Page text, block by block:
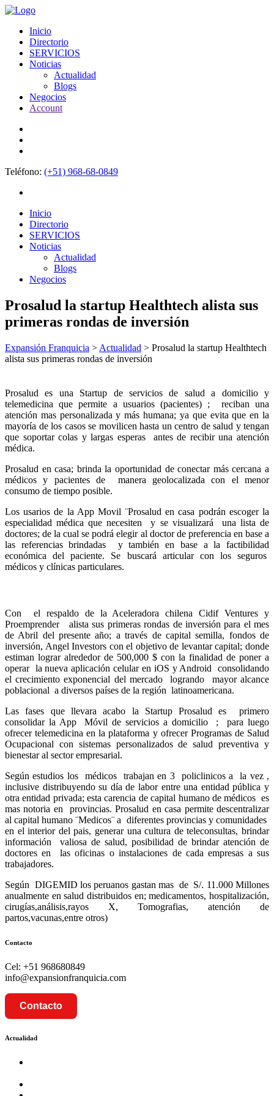
Inicio
Directorio
SERVICIOS
Noticias
Actualidad
Blogs
Negocios
Account
Teléfono: (+51) 968-68-0849
Inicio
Directorio
SERVICIOS
Noticias
Actualidad
Blogs
Negocios
Prosalud la startup Healthtech alista sus
primeras rondas de inversión
Expansión Franquicia > Actualidad > Prosalud la startup Healthtech
alista sus primeras rondas de inversión
Prosalud es una Startup de servicios de salud a domicilio y
telemedicina que permite a usuarios (pacientes) ; reciban una
atención mas personalizada y más humana; ya que evita que en la
mayoría de los casos se movilicen hasta un centro de salud y tengan
que soportar colas y largas esperas antes de recibir una atención
médica.
Prosalud en casa; brinda la oportunidad de conectar más cercana a
médicos y pacientes de manera geolocalizada con el menor
consumo de tiempo posible.
Los usarios de la App Movil ¨Prosalud en casa podrán escoger la
especialidad médica que necesiten y se visualizará una lista de
doctores; de la cual se podrá elegir al doctor de preferencia en base a
las referencias brindadas y también en base a la factibilidad
económica del paciente. Se buscará articular con los seguros
médicos y clínicas particulares.
Con el respaldo de la Aceleradora chilena Cidif Ventures y
Proemprender alista sus primeras rondas de inversión para el mes
de Abril del presente año; a través de capital semilla, fondos de
inversión, Angel Investors con el objetivo de levantar capital; donde
estiman lograr alrededor de 500,000 $ con la finalidad de poner a
operar la nueva aplicación celular en iOS y Android consolidando
el crecimiento exponencial del mercado logrando mayor alcance
poblacional a diversos países de la región latinoamericana.
Las fases que llevara acabo la Startup Prosalud es primero
consolidar la App Móvil de servicios a domicilio ; para luego
ofrecer telemedicina en la plataforma y ofrecer Programas de Salud
Ocupacional con sistemas personalizados de salud preventiva y
bienestar al sector empresarial.
Según estudios los médicos trabajan en 3 policlinicos a la vez ,
inclusive distribuyendo su día de labor entre una entidad pública y
otra entidad privada; esta carencia de capital humano de médicos es
mas notoria en provincias. Prosalud en casa permite descentralizar
al capital humano ¨Medicos¨ a diferentes provincias y comunidades
en el interior del pais, generar una cultura de teleconsultas, brindar
información valiosa de salud, posibilidad de brindar atención de
doctores en las oficinas o instalaciones de cada empresas a sus
trabajadores.
Según DIGEMID los peruanos gastan mas de S/. 11.000 Millones
anualmente en salud distribuidos en; medicamentos, hospitalización,
cirugías,análisis,rayos X, Tomografias, atención de
partos,vacunas,entre otros)
Contacto
Cel: +51 968680849
info@expansionfranquicia.com
Contacto
Actualidad